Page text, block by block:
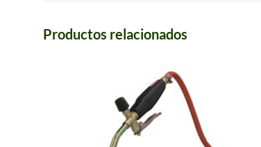
Productos relacionados